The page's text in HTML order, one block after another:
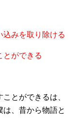
込みを取り除ける
とができる
とができるは、
、昔から物語と